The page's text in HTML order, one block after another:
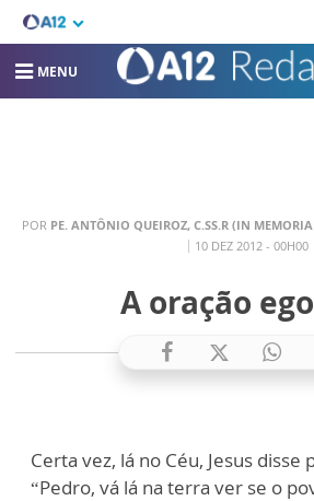
MENU
POR PE. ANTÔNIO QUEIROZ, C.SS.R (IN
10 DEZ 2012 - 00H00
A oração
Certa vez, lá no Céu, Jesus disse
“Pedro, vá lá na terra ver se o